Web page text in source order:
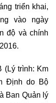
triển khai,
vào ngày
độ và chính
(Lý trình: Km
Định do Bộ
Ban Quản lý